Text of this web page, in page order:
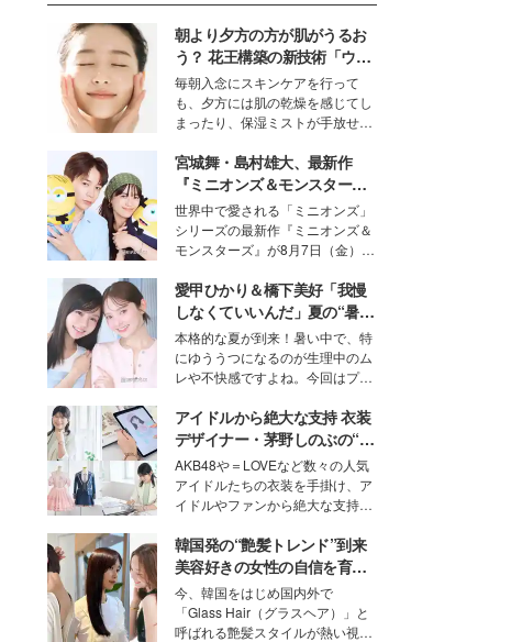
朝より夕方の方が肌がうるお
う？ 花王構築の新技術「ウォ
ーターキャプチャリングスキ
ン（捕水肌）」がスキンケア
の常識を変える予感
毎朝入念にスキンケアを行って
も、夕方には肌の乾燥を感じてし
まったり、保湿ミストが手放せな
な美容の常識を大きく変える可能
性を秘めた、革新的な「Water
Capturing Skin（ウォーターキャ
プチャリングスキン：捕水肌）」
技術を、花王が構築した。
宮城舞・島村雄大、最新作
『ミニオンズ＆モンスター
ズ』の魅力熱弁 ハチャメチャ
だけじゃない“友情と絆”に感
動
世界中で愛される「ミニオンズ」
シリーズの最新作『ミニオンズ＆
モンスターズ』が8月7日（金）に
ニオン好き”という共通点を持つモ
デルの宮城舞と島村雄大の特別対
談をお届け！それぞれの視点か
ら、今作ならではの魅力や予想外
の感動をもたらす奥深いストーリ
ーについて熱く語り合ってもらっ
た。
愛甲ひかり＆橋下美好「我慢
しなくていいんだ」夏の“暑さ
対策”の新しい選択肢とは？
本格的な夏が到来！暑い中で、特
にゆううつになるのが生理中のム
レや不快感ですよね。今回はプラ
モデル・愛甲ひかりさんと橋下美
好さんを迎えて本音で女子会トー
ク。猛暑のお出かけを快適に過ご
すヒントや、2人が感動した夏の
生理の新常識にも迫りました。
アイドルから絶大な支持 衣装
デザイナー・茅野しのぶの“可
愛い”を作る美学＜「シチズン
クロスシー」インタビュー＞
AKB48や＝LOVEなど数々の人気
アイドルたちの衣装を手掛け、ア
イドルやファンから絶大な支持を
取締役兼クリエイティブディレク
ター・茅野しのぶ。一人ひとりの
個性に寄り添い、魅力を引き出す
衣装作りは、多くの女性たちに勇
気と自信を与え続けている。
韓国発の“艶髪トレンド”到来
美容好きの女性の自信を育む
「ヘアケア事情」って？
今、韓国をはじめ国内外で
「Glass Hair（グラスヘア）」と
呼ばれる艶髪スタイルが熱い視線